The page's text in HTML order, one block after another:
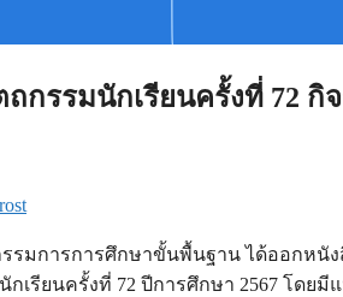
รรมนักเรียนครั้งที่ 72 กิ
มการการศึกษาขั้นพื้นฐาน ได้ออกหนัง
เรียนครั้งที่ 72 ปีการศึกษา 2567 โดยมี